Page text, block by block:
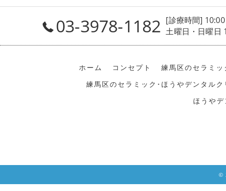
03-3978-1182 [診療時間]
土曜日・日曜日
ホーム コンセプト 練馬区のセラミ
練馬区のセラミック･ほうやデンタル
ほうやデ
©